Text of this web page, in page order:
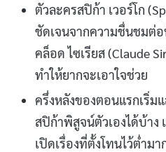
ตัวละครสปิก้า เวอร์โก
ชัดเจนจากความชื่นชมต่
คล็อด ไซเรียส (Claude
ทำให้ยากจะเอาใจช่วย
ครึ่งหลังของตอนแรกเริ่ม
สปิก้าพิสูจน์ตัวเองได้บ้าง
เปิดเรื่องที่ตั้งโทนไว้ต่ำมา